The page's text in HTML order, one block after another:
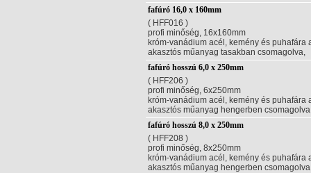
fafúró 16,0 x 160mm
( HFF016 )
profi minőség, 16x160mm
króm-vanádium acél, kemény és puhafára
akasztós műanyag tasakban csomagolva,
fafúró hosszú 6,0 x 250mm
( HFF206 )
profi minőség, 6x250mm
króm-vanádium acél, kemény és puhafára
akasztós műanyag hengerben
fafúró hosszú 8,0 x 250mm
( HFF208 )
profi minőség, 8x250mm
króm-vanádium acél, kemény és puhafára
akasztós műanyag hengerben